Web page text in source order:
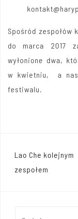
Spośród
do marca 2017
wyłonione dwa,
w kwietniu, a
festiwalu.
Nawigacja
wpisu
Lao Che kolejnym
zespołem